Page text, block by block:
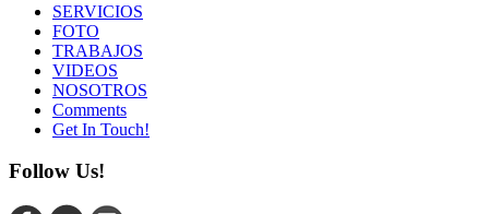
SERVICIOS
FOTO
TRABAJOS
VIDEOS
NOSOTROS
Comments
Get In Touch!
Follow Us!